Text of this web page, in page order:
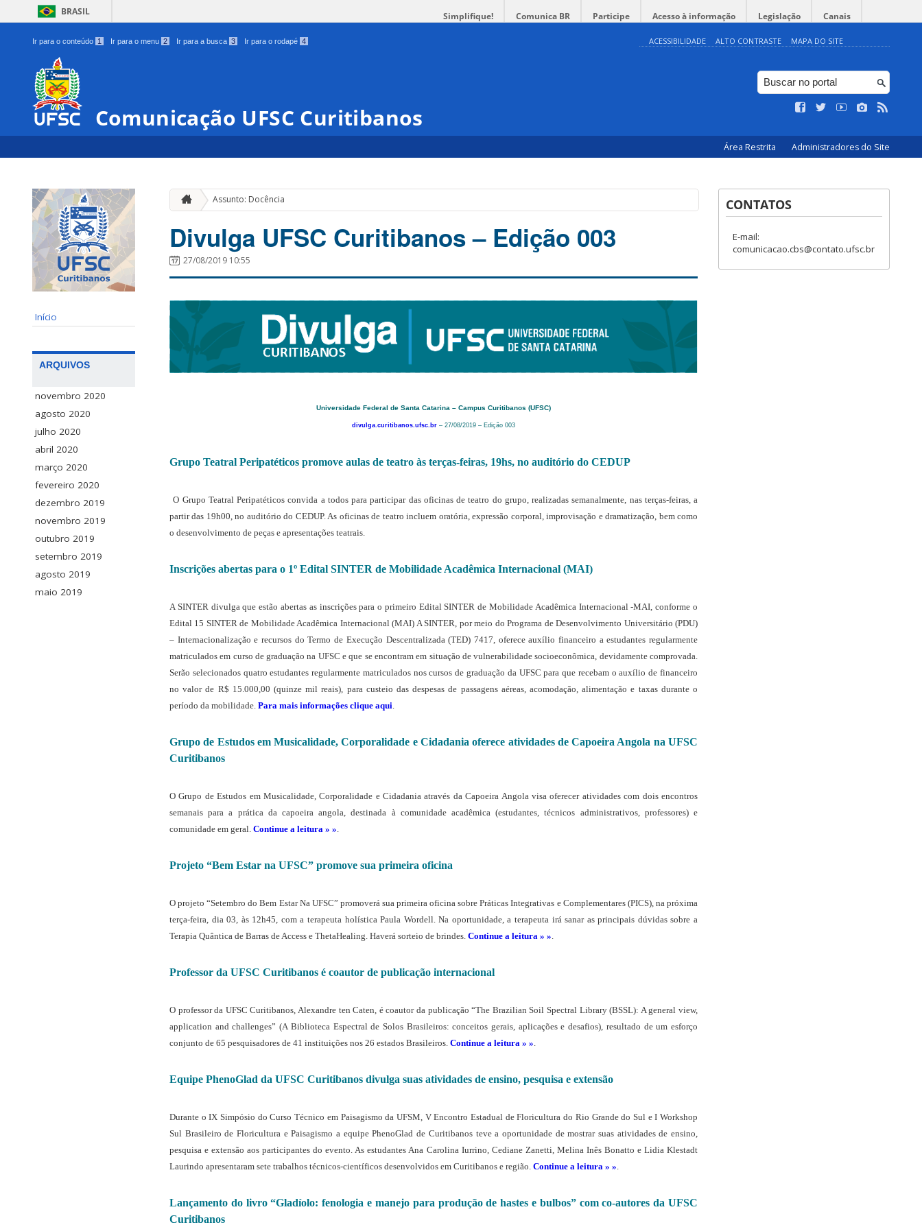
BRASIL Simplifique! Comunica BR Participe Acesso à informação Legislação Canais
Ir para o conteúdo 1 Ir para o menu 2 Ir para a busca 3 Ir para o rodapé 4 ACESSIBILIDADE ALTO CONTRASTE MAPA DO SITE
Comunicação UFSC Curitibanos
Área Restrita Administradores do Site
Início
ARQUIVOS
novembro 2020
agosto 2020
julho 2020
abril 2020
março 2020
fevereiro 2020
dezembro 2019
novembro 2019
outubro 2019
setembro 2019
agosto 2019
maio 2019
Assunto: Docência
Divulga UFSC Curitibanos – Edição 003
27/08/2019 10:55
Universidade Federal de Santa Catarina – Campus Curitibanos (UFSC)
divulga.curitibanos.ufsc.br – 27/08/2019 – Edição 003
Grupo Teatral Peripatéticos promove aulas de teatro às terças-feiras, 19hs, no auditório do CEDUP
O Grupo Teatral Peripatéticos convida a todos para participar das oficinas de teatro do grupo, realizadas semanalmente, nas terças-feiras, a
partir das 19h00, no auditório do CEDUP. As oficinas de teatro incluem oratória, expressão corporal, improvisação e dramatização, bem como
o desenvolvimento de peças e apresentações teatrais.
Inscrições abertas para o 1º Edital SINTER de Mobilidade Acadêmica Internacional (MAI)
A SINTER divulga que estão abertas as inscrições para o primeiro Edital SINTER de Mobilidade Acadêmica Internacional -MAI, conforme o
Edital 15 SINTER de Mobilidade Acadêmica Internacional (MAI) A SINTER, por meio do Programa de Desenvolvimento Universitário (PDU)
– Internacionalização e recursos do Termo de Execução Descentralizada (TED) 7417, oferece auxílio financeiro a estudantes regularmente
matriculados em curso de graduação na UFSC e que se encontram em situação de vulnerabilidade socioeconômica, devidamente comprovada.
Serão selecionados quatro estudantes regularmente matriculados nos cursos de graduação da UFSC para que recebam o auxílio de financeiro
no valor de R$ 15.000,00 (quinze mil reais), para custeio das despesas de passagens aéreas, acomodação, alimentação e taxas durante o
período da mobilidade. Para mais informações clique aqui.
Grupo de Estudos em Musicalidade, Corporalidade e Cidadania oferece atividades de Capoeira Angola na UFSC
Curitibanos
O Grupo de Estudos em Musicalidade, Corporalidade e Cidadania através da Capoeira Angola visa oferecer atividades com dois encontros
semanais para a prática da capoeira angola, destinada à comunidade acadêmica (estudantes, técnicos administrativos, professores) e
comunidade em geral. Continue a leitura » ».
Projeto “Bem Estar na UFSC” promove sua primeira oficina
O projeto “Setembro do Bem Estar Na UFSC” promoverá sua primeira oficina sobre Práticas Integrativas e Complementares (PICS), na próxima
terça-feira, dia 03, às 12h45, com a terapeuta holística Paula Wordell. Na oportunidade, a terapeuta irá sanar as principais dúvidas sobre a
Terapia Quântica de Barras de Access e ThetaHealing. Haverá sorteio de brindes. Continue a leitura » ».
Professor da UFSC Curitibanos é coautor de publicação internacional
O professor da UFSC Curitibanos, Alexandre ten Caten, é coautor da publicação “The Brazilian Soil Spectral Library (BSSL): A general view,
application and challenges” (A Biblioteca Espectral de Solos Brasileiros: conceitos gerais, aplicações e desafios), resultado de um esforço
conjunto de 65 pesquisadores de 41 instituições nos 26 estados Brasileiros. Continue a leitura » ».
Equipe PhenoGlad da UFSC Curitibanos divulga suas atividades de ensino, pesquisa e extensão
Durante o IX Simpósio do Curso Técnico em Paisagismo da UFSM, V Encontro Estadual de Floricultura do Rio Grande do Sul e I Workshop
Sul Brasileiro de Floricultura e Paisagismo a equipe PhenoGlad de Curitibanos teve a oportunidade de mostrar suas atividades de ensino,
pesquisa e extensão aos participantes do evento. As estudantes Ana Carolina Iurrino, Cediane Zanetti, Melina Inês Bonatto e Lidia Klestadt
Laurindo apresentaram sete trabalhos técnicos-científicos desenvolvidos em Curitibanos e região. Continue a leitura » ».
Lançamento do livro “Gladíolo: fenologia e manejo para produção de hastes e bulbos” com co-autores da UFSC
Curitibanos
CONTATOS
E-mail:
comunicacao.cbs@contato.ufsc.br